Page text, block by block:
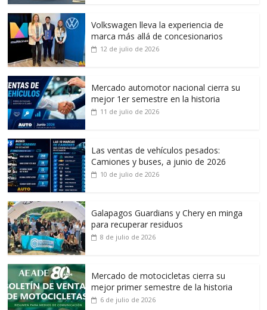
Volkswagen lleva la experiencia de
marca más allá de concesionarios
12 de julio de 2026
Mercado automotor nacional cierra su
mejor 1er semestre en la historia
11 de julio de 2026
Las ventas de vehículos pesados:
Camiones y buses, a junio de 2026
10 de julio de 2026
Galapagos Guardians y Chery en minga
para recuperar residuos
8 de julio de 2026
Mercado de motocicletas cierra su
mejor primer semestre de la historia
6 de julio de 2026